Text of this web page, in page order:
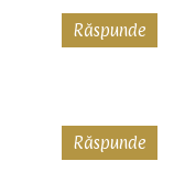
Răspunde
Răspunde